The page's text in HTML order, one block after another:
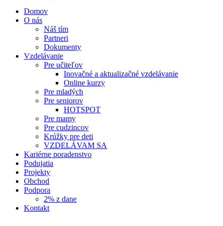
Domov
O nás
Náš tím
Partneri
Dokumenty
Vzdelávanie
Pre učiteľov
Inovačné a aktualizačné vzdelávanie
Online kurzy
Pre mladých
Pre seniorov
HOTSPOT
Pre mamy
Pre cudzincov
Krúžky pre deti
VZDELÁVAM SA
Kariérne poradenstvo
Podujatia
Projekty
Obchod
Podpora
2% z dane
Kontakt